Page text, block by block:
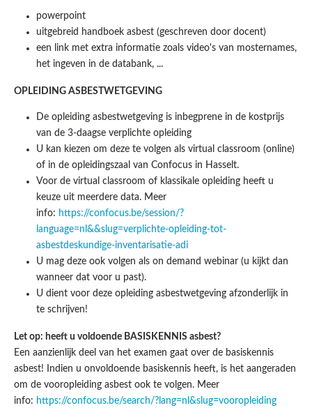
powerpoint
uitgebreid handboek asbest (geschreven door docent)
een link met extra informatie zoals video's van mosternames,
het ingeven in de databank, ...
OPLEIDING ASBESTWETGEVING
De opleiding asbestwetgeving is inbegprene in de kostprijs
van de 3-daagse verplichte opleiding
U kan kiezen om deze te volgen als virtual classroom (online)
of in de opleidingszaal van Confocus in Hasselt.
Voor de virtual classroom of klassikale opleiding heeft u
keuze uit meerdere data. Meer
info: https://confocus.be/session/?
language=nl&&slug=verplichte-opleiding-tot-
asbestdeskundige-inventarisatie-adi
U mag deze ook volgen als on demand webinar (u kijkt dan
wanneer dat voor u past).
U dient voor deze opleiding asbestwetgeving afzonderlijk in
te schrijven!
Let op: heeft u voldoende BASISKENNIS asbest?
Een aanzienlijk deel van het examen gaat over de basiskennis
asbest! Indien u onvoldoende basiskennis heeft, is het aangeraden
om de vooropleiding asbest ook te volgen. Meer
info: https://confocus.be/search/?lang=nl&slug=vooropleiding